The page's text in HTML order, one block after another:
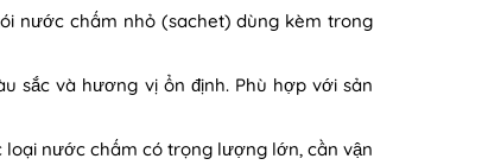
nước chấm nhỏ (sachet) dùng kèm trong
sắc và hương vị ổn định. Phù hợp với sản
nước chấm có trọng lượng lớn, cần vận